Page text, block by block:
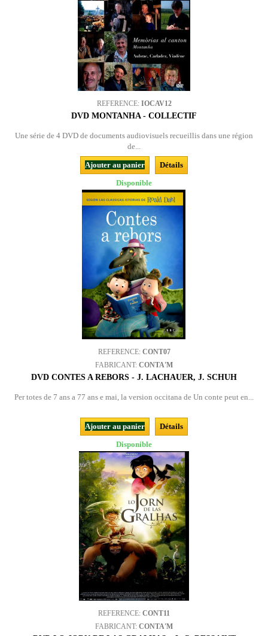
REFERENCE: IOCAV12
DVD MONTANHA - COLLECTIF
Une série de 4 DVD de documents audiovisuels recueillis dans une région
de...
Ajouter au panier
Détails
Disponible
REFERENCE: CONT07
FABRICANT: CONTA'M
DVD CONTES A REBORS - J. LACHAUER, J. SCHUH
Per totes de 7 ans a 77 ans e mai, la version occitana de Un conte peut en...
Ajouter au panier
Détails
Disponible
REFERENCE: CONT11
FABRICANT: CONTA'M